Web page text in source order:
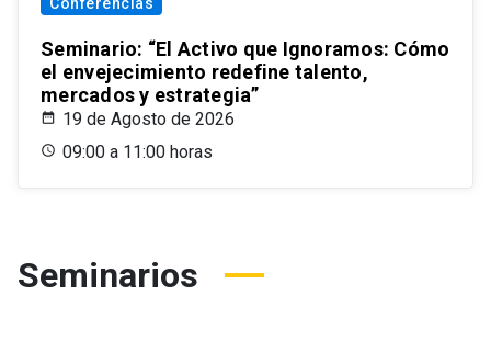
Seminario: “El Activo que Ignoramos: Cómo
el envejecimiento redefine talento,
mercados y estrategia”
19 de Agosto de 2026
09:00 a 11:00 horas
Seminarios